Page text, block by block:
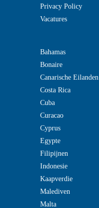
Privacy Policy
Vacatures
Bahamas
Bonaire
Canarische Eilanden
Costa Rica
Cuba
Curacao
Cyprus
Egypte
Filipijnen
Indonesie
Kaapverdie
Malediven
Malta